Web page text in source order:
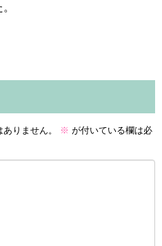
りません。 ※ が付いている欄は必